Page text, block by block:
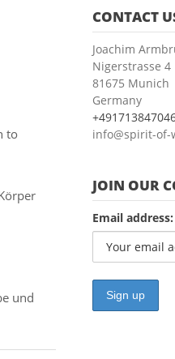
to
und
CONTACT
Joachim
Nigerstrasse 4
81675 Munich
Germany
info@spirit-of-
JOIN OUR
Email address: